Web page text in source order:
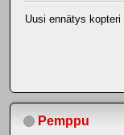
Uusi ennätys
Pemppu